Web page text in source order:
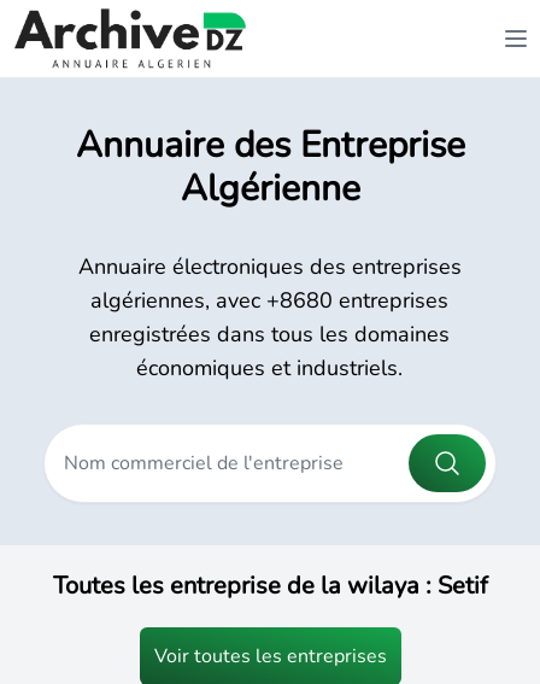
Annuaire des Entreprise
Algérienne
Annuaire électroniques des entreprises
algériennes, avec +8680 entreprises
enregistrées dans tous les domaines
économiques et industriels.
Toutes les entreprise de la wilaya : Setif
Voir toutes les entreprises